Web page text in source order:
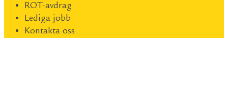
ROT-avdrag
Lediga jobb
Kontakta oss